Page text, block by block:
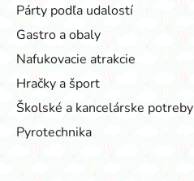
Párty podľa udalostí
Gastro a obaly
Nafukovacie atrakcie
Hračky a šport
Školské a kancelárske potreby
Pyrotechnika